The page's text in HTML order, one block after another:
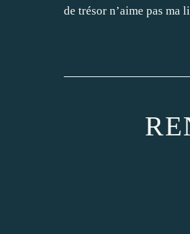
de trésor n’aime pas ma